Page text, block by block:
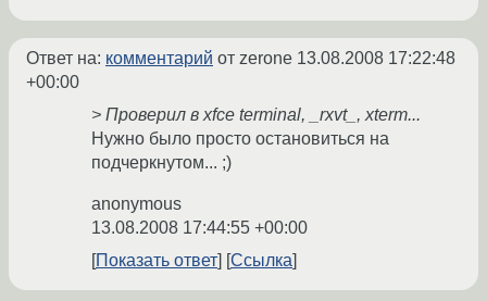
Ответ на: комментарий от zerone 13.08.2008 17:22:48
+00:00
> Проверил в xfce terminal, _rxvt_, xterm...
Нужно было просто остановиться на
подчеркнутом... ;)
anonymous
13.08.2008 17:44:55 +00:00
Показать ответ
Ссылка